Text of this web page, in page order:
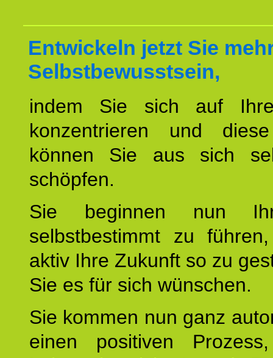
Entwickeln jetzt Sie
Selbstbewusstsein,
indem Sie sich auf
konzentrieren und
können Sie aus sich
schöpfen.
Sie beginnen nun
selbstbestimmt zu
aktiv Ihre Zukunft so zu
Sie es für sich wünschen.
Sie kommen nun ganz
einen positiven